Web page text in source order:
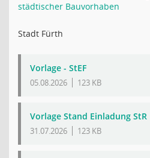
städtischer Bauvorhaben
Stadt Fürth
Vorlage - StEF
05.08.2026 123 KB
Vorlage Stand Einladung StR
31.07.2026 123 KB